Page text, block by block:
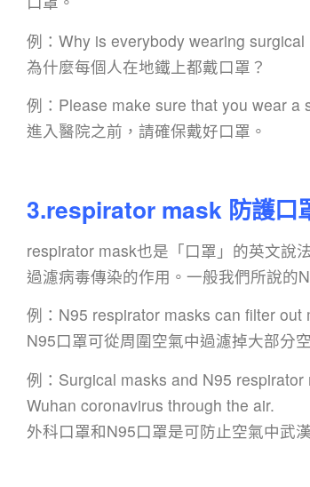
例：Why is everybody wearing
為什麼每個人在地鐵上都戴口罩？
例：Please make sure that you wear
進入醫院之前，請確保戴好口罩。
3.respirator mask 防護口
respirator mask也是「口罩」的英文說
過濾病毒傳染的作用。一般我們所說的
例：N95 respirator masks can filter
N95口罩可從周圍空氣中過濾掉大部分
例：Surgical masks and N95
Wuhan coronavirus through the air.
外科口罩和N95口罩是可防止空氣中武